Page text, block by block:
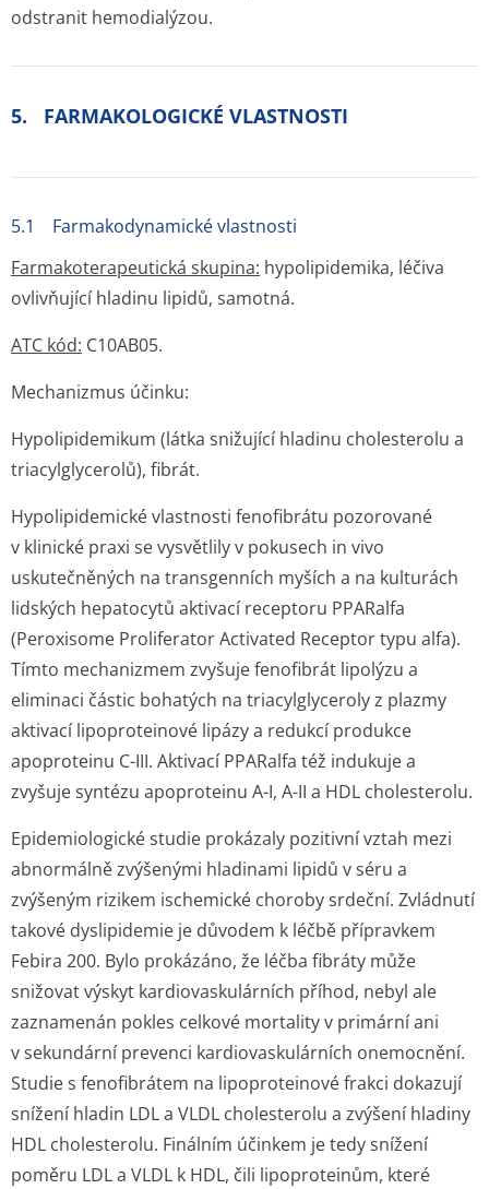
odstranit hemodialýzou.
5. FARMAKOLOGICKÉ VLASTNOSTI
5.1 Farmakodynamické vlastnosti
Farmakoterape­utická skupina: hypolipidemika, léčiva
ovlivňující hladinu lipidů, samotná.
ATC kód: C10AB05.
Mechanizmus účinku:
Hypolipidemikum (látka snižující hladinu cholesterolu a
triacylglycerolů), fibrát.
Hypolipidemické vlastnosti fenofibrátu pozorované
v klinické praxi se vysvětlily v pokusech in vivo
uskutečněných na transgenních myších a na kulturách
lidských hepatocytů aktivací receptoru PPARalfa
(Peroxisome Proliferator Activated Receptor typu alfa).
Tímto mechanizmem zvyšuje fenofibrát lipolýzu a
eliminaci částic bohatých na triacylglyceroly z plazmy
aktivací lipoproteinové lipázy a redukcí produkce
apoproteinu C-III. Aktivací PPARalfa též indukuje a
zvyšuje syntézu apoproteinu A-I, A-II a HDL cholesterolu.
Epidemiologické studie prokázaly pozitivní vztah mezi
abnormálně zvýšenými hladinami lipidů v séru a
zvýšeným rizikem ischemické choroby srdeční. Zvládnutí
takové dyslipidemie je důvodem k léčbě přípravkem
Febira 200. Bylo prokázáno, že léčba fibráty může
snižovat výskyt kardiovaskulárních příhod, nebyl ale
zaznamenán pokles celkové mortality v primární ani
v sekundární prevenci kardiovaskulárních onemocnění.
Studie s fenofibrátem na lipoproteinové frakci dokazují
snížení hladin LDL a VLDL cholesterolu a zvýšení hladiny
HDL cholesterolu. Finálním účinkem je tedy snížení
poměru LDL a VLDL k HDL, čili lipoproteinům, které